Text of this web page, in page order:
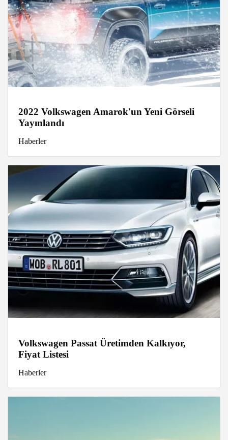
2022 Volkswagen Amarok'un Yeni Görseli
Yayınlandı
Haberler
Volkswagen Passat Üretimden Kalkıyor,
Fiyat Listesi
Haberler